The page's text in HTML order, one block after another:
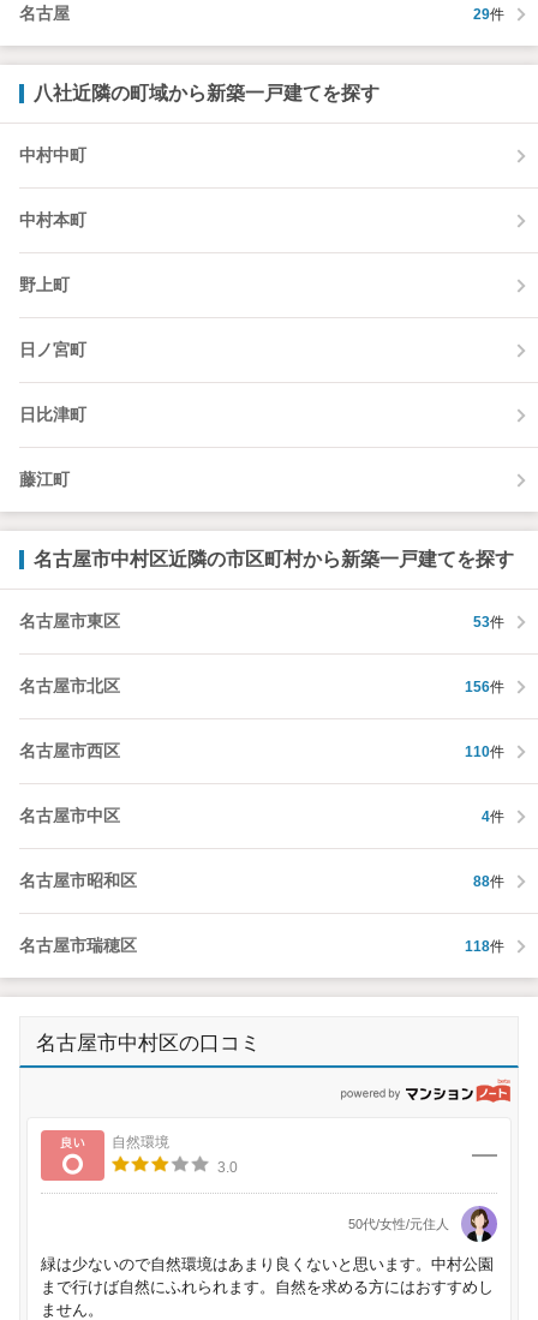
名古屋 29件
八社近隣の町域から新築一戸建てを探す
中村中町
中村本町
野上町
日ノ宮町
日比津町
藤江町
名古屋市中村区近隣の市区町村から新築一戸建てを探す
名古屋市東区 53件
名古屋市北区 156件
名古屋市西区 110件
名古屋市中区 4件
名古屋市昭和区 88件
名古屋市瑞穂区 118件
名古屋市中村区の口コミ
良い
自然環境
3.0
50代/女性/元住人
緑は少ないので自然環境はあまり良くないと思います。中村公園
まで行けば自然にふれられます。自然を求める方にはおすすめし
ません。